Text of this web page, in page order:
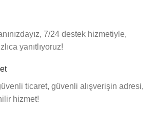
7/24 destek hizmetiyle,
yanıtlıyoruz!
ticaret, güvenli alışverişin adresi,
hizmet!